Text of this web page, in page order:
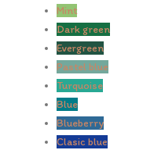
Mint
Dark green
Evergreen
Pastel blue
Turquoise
Blue
Blueberry
Clasic blue